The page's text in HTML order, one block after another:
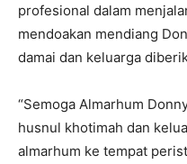
profesional dalam
mendoakan mendiang
damai dan keluarga
“Semoga Almarhum
husnul khotimah dan
almarhum ke tempat